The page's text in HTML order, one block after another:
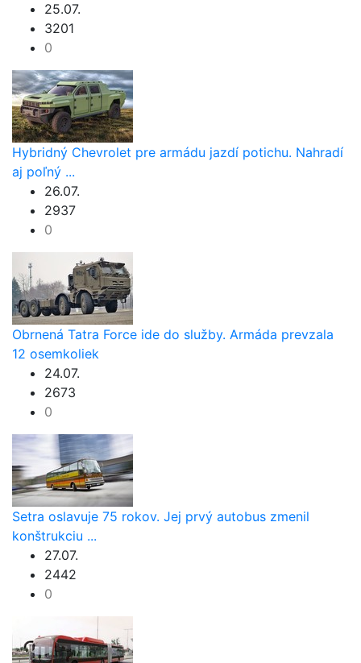
25.07.
3201
0
Hybridný Chevrolet pre armádu jazdí potichu. Nahradí
aj poľný ...
26.07.
2937
0
Obrnená Tatra Force ide do služby. Armáda prevzala
12 osemkoliek
24.07.
2673
0
Setra oslavuje 75 rokov. Jej prvý autobus zmenil
konštrukciu ...
27.07.
2442
0